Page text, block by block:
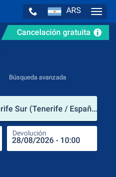
ARS
Cancelación gratuita
Búsqueda avanzada
Aeropuerto de Tenerife Sur (Tenerife / España)
Devolución